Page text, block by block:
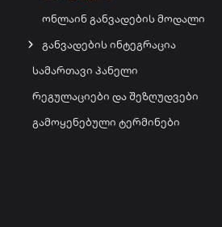
ონლაინ განვადების მოდალი
განვადების ინტეგრაცია
სამართავი პანელი
რეგულაციები და შეზღუდვები
გამოყენებული ტერმინები